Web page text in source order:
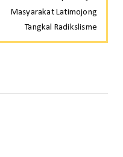
Masyarakat Latimojong
Tangkal Radikslisme